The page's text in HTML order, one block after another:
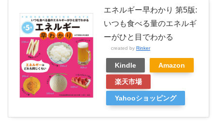
エネルギー早わかり 第5版:
いつも食べる量のエネルギ
ーがひと目でわかる
created by Rinker
Kindle Amazon
楽天市場
Yahooショッピング